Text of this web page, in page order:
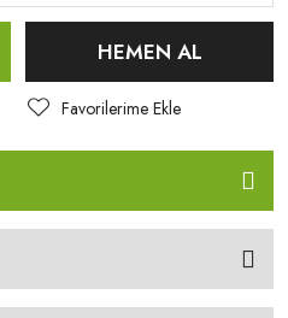
HEMEN AL